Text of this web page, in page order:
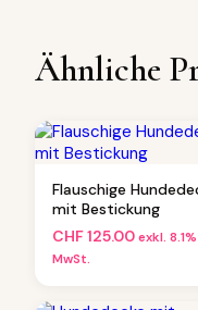
Ähnliche
Flauschige
mit Bestickung
CHF125.00exkl. 8.1%
MwSt.